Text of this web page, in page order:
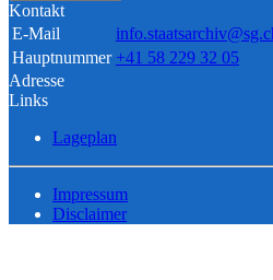
Kontakt
E-Mail
Hauptnummer +41 58 229 32 05
Adresse
Links
Lageplan
Impressum
Disclaimer